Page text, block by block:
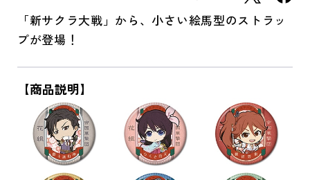
「新サクラ大戦」から、小さい絵馬型のストラッ
プが登場！
【商品説明】